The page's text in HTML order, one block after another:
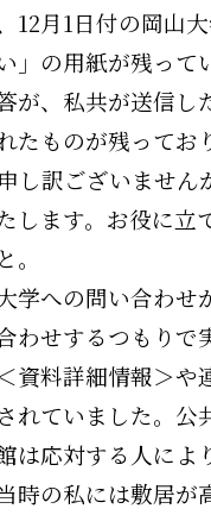
12月1日付の岡山
」の用紙が残って
が、私共が送信し
たものが残ってお
し訳ございません
します。お役に立
学への問い合わせ
わせするつもりで
資料詳細情報＞や
れていました。公
は応対する人によ
時の私には敷居が